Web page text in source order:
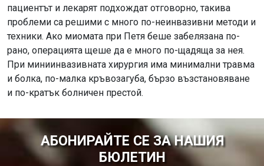
пациентът и лекарят подхождат отговорно, такива
проблеми са решими с много по-неинвазивни методи и
техники. Ако миомата при Петя беше забелязана по-
рано, операцията щеше да е много по-щадяща за нея.
При миниинвазивната хирургия има минимални травма
и болка, по-малка кръвозагуба, бързо възстановяване
и по-кратък болничен престой.
АБОНИРАЙТЕ СЕ ЗА НАШИЯ
БЮЛЕТИН